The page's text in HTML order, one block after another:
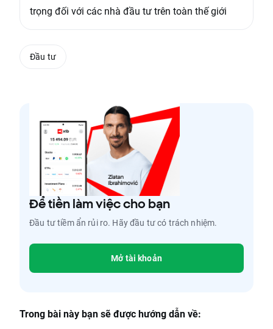
trọng đối với các nhà đầu tư trên toàn thế giới
Để tiền làm việc cho bạn
Đầu tư tiềm ẩn rủi ro. Hãy đầu tư có trách nhiệm.
Mở tài khoản
Trong bài này bạn sẽ được hướng dẫn về:
Đầu tư